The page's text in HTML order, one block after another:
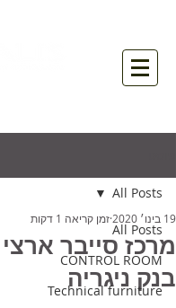
All Posts
CONTROL ROOM
Technical furniture
All Posts
מרכז סייבר
בנק ניגריה
19 בינו׳ 2020 זמן קריאה 1 דקות